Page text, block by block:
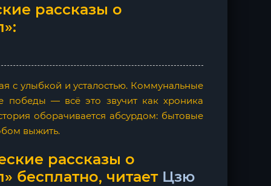
рассказы о
с улыбкой и усталостью. Коммунальные
победы — всё это звучит как хроника
оборачивается абсурдом: бытовые
выжить.
рассказы о
бесплатно, читает Цзю